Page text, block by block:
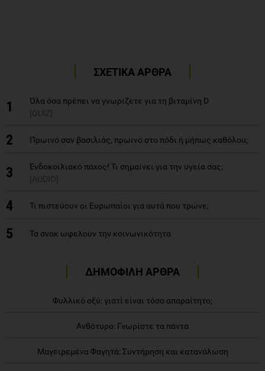
ΣΧΕΤΙΚΑ ΑΡΘΡΑ
1
Όλα όσα πρέπει να γνωρίζετε για τη βιταμίνη D
[QUIZ]
2 Πρωινό σαν βασιλιάς, πρωινό στο πόδι ή μήπως καθόλου;
3
Eνδοκοιλιακό πάχος! Τι σημαίνει για την υγεία σας;
[AUDIO]
4 Τι πιστεύουν οι Ευρωπαίοι για αυτά που τρώνε;
5 Τα σνακ ωφελούν την κοινωνικότητα
ΔΗΜΟΦΙΛΗ ΑΡΘΡΑ
Φυλλικό οξύ: γιατί είναι τόσο απαραίτητο;
Ανθότυρο: Γνωρίστε τα πάντα
Μαγειρεμένα Φαγητά: Συντήρηση και κατανάλωση